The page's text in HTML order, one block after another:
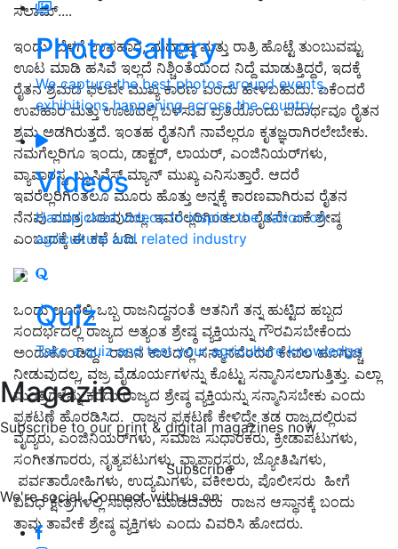
Photo Gallery
We capture the best photos around events,
exhibitions happening across the country
Videos
Handpicked videos to inspire the nation on
agriculture and related industry
Quiz
Take a quiz and test your agriculture knowledge
Magazine
Subscribe to our print & digital magazines now
Subscribe
We're social. Connect with us on:
ಸಲಾಮ್....
ಇಂದು ಬೆಳಗ್ಗೆ ಉಪಹಾರ, ಮಧ್ಯಾಹ್ನ ಮತ್ತು ರಾತ್ರಿ ಹೊಟ್ಟೆ ತುಂಬುವಷ್ಟು
ಊಟ ಮಾಡಿ ಹಸಿವೆ ಇಲ್ಲದೆ ನಿಶ್ಚಿಂತೆಯಿಂದ ನಿದ್ದೆ ಮಾಡುತ್ತಿದ್ದರೆ, ಇದಕ್ಕೆ
ರೈತನ ಶ್ರಮದ ಫಲವೇ ಮುಖ್ಯ ಕಾರಣ ಎಂದು ಹೇಳಬಹುದು. ಏಕೆಂದರೆ
ಉಪಹಾರ ಮತ್ತು ಊಟದಲ್ಲಿ ಬಳಸುವ ಪ್ರತಿಯೊಂದು ಪದಾರ್ಥವೂ ರೈತನ
ಶ್ರಮ ಅಡಗಿರುತ್ತದೆ. ಇಂತಹ ರೈತನಿಗೆ ನಾವೆಲ್ಲರೂ ಕೃತಜ್ಞರಾಗಿರಲೇಬೇಕು.
ನಮಗೆಲ್ಲರಿಗೂ ಇಂದು, ಡಾಕ್ಟರ್‌, ಲಾಯರ್‌, ಎಂಜಿನಿಯರ್‌ಗಳು,
ವ್ಯಾಪಾರಸ್ಥ, ಬ್ಯುಸಿನೆಸ್ ಮ್ಯಾನ್ ಮುಖ್ಯ ಎನಿಸುತ್ತಾರೆ. ಆದರೆ
ಇವರೆಲ್ಲರಿಗಿಂತಲೂ ಮೂರು ಹೊತ್ತು ಅನ್ನಕ್ಕೆ ಕಾರಣವಾಗಿರುವ ರೈತನ
ನೆನಪು ಮಾತ್ರ ಬರುವುದಿಲ್ಲ. ಇವರೆಲ್ಲರಿಗಿಂತಲೂ ರೈತನೇ ಏಕೆ ಶ್ರೇಷ್ಠ
ಎಂಬುದಕ್ಕೆ ಈ ಕಥೆ ಓದಿ.
ಒಂದು ಊರಲ್ಲಿ ಒಬ್ಬ ರಾಜನಿದ್ದನಂತೆ ಆತನಿಗೆ ತನ್ನ ಹುಟ್ಟಿದ ಹಬ್ಬದ
ಸಂದರ್ಭದಲ್ಲಿ ರಾಜ್ಯದ ಅತ್ಯಂತ ಶ್ರೇಷ್ಠ ವ್ಯಕ್ತಿಯನ್ನು ಗೌರವಿಸಬೇಕೆಂದು
ಅಂದುಕೊಂಡಿದ್ದ. ರಾಜನ ಕಾಲದಲ್ಲಿ ಸನ್ಮಾನವೆಂದರೆ ಕೇವಲ ಹೂಗುಚ್ಚ
ನೀಡುವುದಲ್ಲ, ವಜ್ರ ವೈಡೂರ್ಯಗಳನ್ನು ಕೊಟ್ಟು ಸನ್ಮಾನಿಸಲಾಗುತ್ತಿತ್ತು. ಎಲ್ಲಾ
ಮಂತ್ರಿಗಳನ್ನು ಕರೆದು ರಾಜ್ಯದ ಶ್ರೇಷ್ಠ ವ್ಯಕ್ತಿಯನ್ನು ಸನ್ಮಾನಿಸಬೇಕು ಎಂದು
ಪ್ರಕಟಣೆ ಹೊರಡಿಸಿದ. ರಾಜನ ಪ್ರಕಟಣೆ ಕೇಳಿದ್ದೇ ತಡ ರಾಜ್ಯದಲ್ಲಿರುವ
ವೈದ್ಯರು, ಎಂಜಿನಿಯರ್‌ಗಳು, ಸಮಾಜ ಸುಧಾರಕರು, ಕ್ರೀಡಾಪಟುಗಳು,
ಸಂಗೀತಗಾರರು, ನೃತ್ಯಪಟುಗಳು, ವ್ಯಾಪಾರಸ್ಥರು, ಜ್ಯೋತಿಷಿಗಳು,
ಪರ್ವತಾರೋಹಿಗಳು, ಉದ್ಯಮಿಗಳು, ವಕೀಲರು, ಪೊಲೀಸರು ಹೀಗೆ
ವಿವಿಧ ಕ್ಷೇತ್ರಗಳಲ್ಲಿ ಸಾಧನೆಂ ಮಾಡಿದವರು ರಾಜನ ಆಸ್ಥಾನಕ್ಕೆ ಬಂದು
ತಾವು ತಾವೇಕೆ ಶ್ರೇಷ್ಠ ವ್ಯಕ್ತಿಗಳು ಎಂದು ವಿವರಿಸಿ ಹೋದರು.